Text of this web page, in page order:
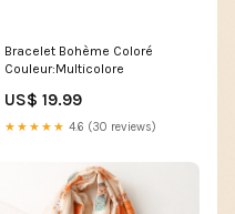
Bracelet Bohème Coloré
Couleur:Multicolore
US$ 19.99
★★★★★ 4.6 (30 reviews)